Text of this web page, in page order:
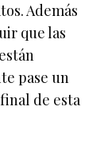
Además
que las
pase un
de esta